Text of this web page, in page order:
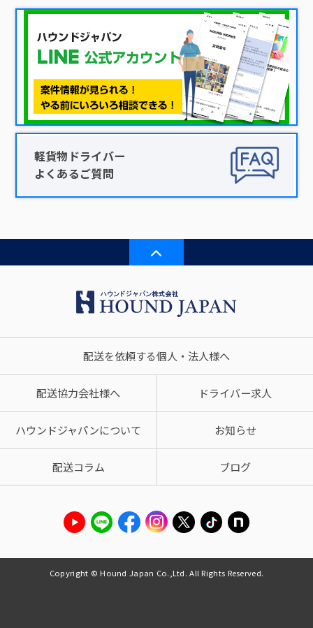
軽貨物ドライバー
よくあるご質問
配送を依頼する個人・法人様へ
配送協力会社様へ ドライバー求人
ハウンドジャパンについて お知らせ
配送コラム ブログ
Copyright © Hound Japan Co.,Ltd. All Rights Reserved.